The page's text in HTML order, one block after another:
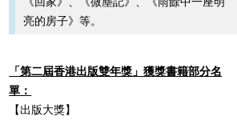
亮的房子》等。
「第二屆香港出版雙年獎」獲獎書籍部分名
單：
【出版大獎】